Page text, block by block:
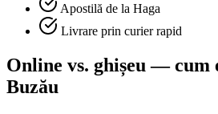
Apostilă de la Haga
Livrare prin curier rapid
Online vs. ghișeu — cum
Buzău